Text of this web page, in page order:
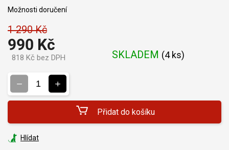
1 290 Kč
990 Kč
818 Kč bez DPH SKLADEM (4 ks)
Možnosti doručení
Přidat do košíku
Hlídat